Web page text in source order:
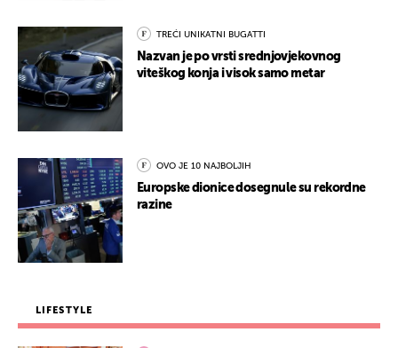
TREĆI UNIKATNI BUGATTI
Nazvan je po vrsti srednjovjekovnog
viteškog konja i visok samo metar
OVO JE 10 NAJBOLJIH
Europske dionice dosegnule su rekordne
razine
LIFESTYLE